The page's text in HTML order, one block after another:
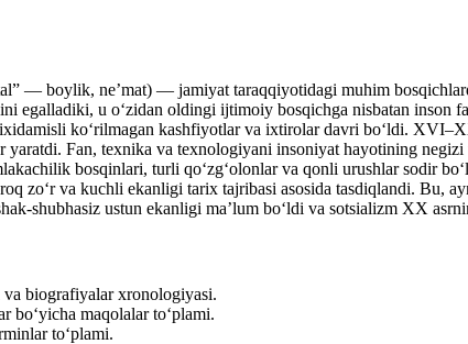
— boylik, neʼmat) — jamiyat taraqqiyotidagi muhim
egalladiki, u oʻzidan oldingi ijtimoiy bosqichga nisbatan
koʻrilmagan kashfiyotlar va ixtirolar davri boʻldi.
yaratdi. Fan, texnika va texnologiyani insoniyat hayotining
bosqinlari, turli qoʻzgʻolonlar va qonli urushlar sodir
zoʻr va kuchli ekanligi tarix tajribasi asosida tasdiqlandi. Bu,
shubhasiz ustun ekanligi maʼlum boʻldi va sotsializm XX
biografiyalar xronologiyasi.
bo‘yicha maqolalar to‘plami.
to‘plami.